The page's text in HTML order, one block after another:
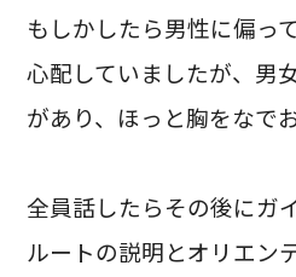
もしかしたら男性に偏っ
心配していましたが、男
があり、ほっと胸をなで
全員話したらその後にガ
ルートの説明とオリエン